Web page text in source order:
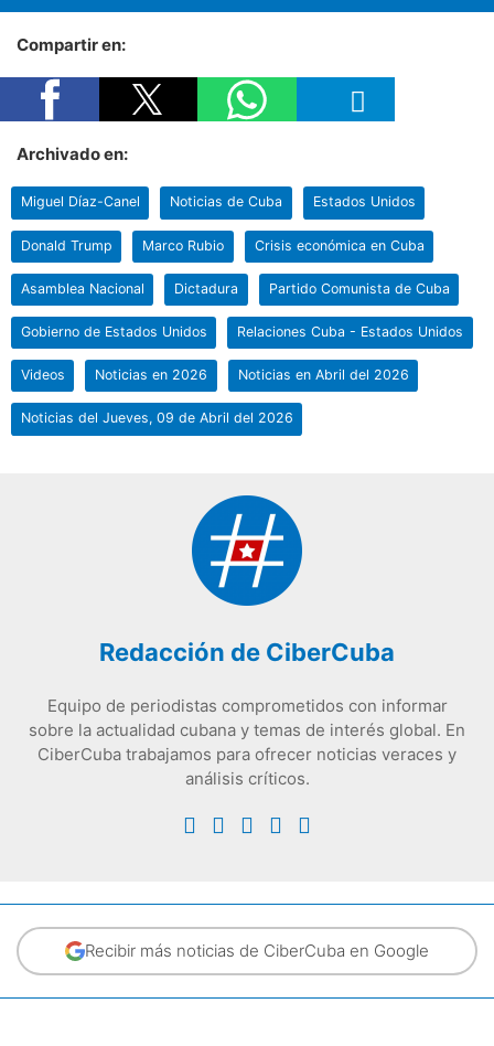
Compartir en:
Archivado en:
Miguel Díaz-Canel Noticias de Cuba Estados Unidos
Donald Trump Marco Rubio Crisis económica en Cuba
Asamblea Nacional Dictadura Partido Comunista de Cuba
Gobierno de Estados Unidos Relaciones Cuba - Estados Unidos
Videos Noticias en 2026 Noticias en Abril del 2026
Noticias del Jueves, 09 de Abril del 2026
Redacción de CiberCuba
Equipo de periodistas comprometidos con informar
sobre la actualidad cubana y temas de interés global. En
CiberCuba trabajamos para ofrecer noticias veraces y
análisis críticos.
Recibir más noticias de CiberCuba en Google